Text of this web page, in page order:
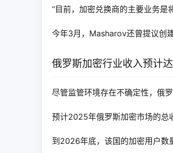
“目前，加密兑换商的主要业务是
今年3月，Masharov还曾提议创
俄罗斯加密行业收入预计
尽管监管环境存在不确定性，俄
预计2025年俄罗斯加密市场的总
到2026年底，该国的加密用户数